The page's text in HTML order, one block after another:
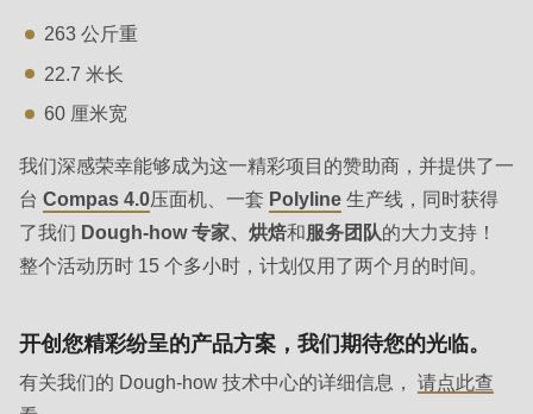
type
string
is
in
Drupal\rondo_contact\ContactService-
>Drupal\rondo_contact\
{closure}
(line
592
263 公斤重
22.7 米长
60 厘米宽
我们深感荣幸能够成为这一精彩项目的赞助商，并提供了一
台 Compas 4.0压面机、一套 Polyline 生产线，同时获得
了我们 Dough-how 专家、烘焙和服务团队的大力支持！
整个活动历时 15 个多小时，计划仅用了两个月的时间。
开创您精彩纷呈的产品方案，我们期待您的光临。
有关我们的 Dough-how 技术中心的详细信息， 请点此查